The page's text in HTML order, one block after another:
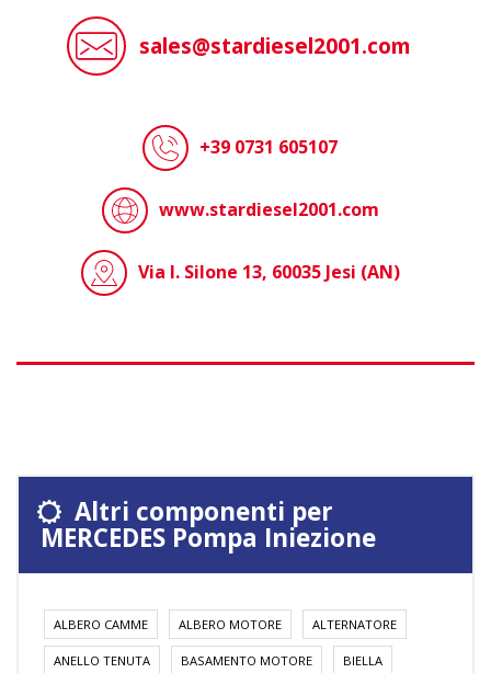
sales@stardiesel2001.com
+39 0731 605107
www.stardiesel2001.com
Via I. Silone 13, 60035 Jesi (AN)
Altri componenti per
MERCEDES Pompa Iniezione
ALBERO CAMME ALBERO MOTORE ALTERNATORE
ANELLO TENUTA BASAMENTO MOTORE BIELLA